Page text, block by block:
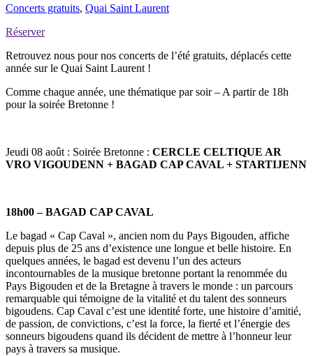
Concerts gratuits, Quai Saint Laurent
Réserver
Retrouvez nous pour nos concerts de l’été gratuits, déplacés cette
année sur le Quai Saint Laurent !
Comme chaque année, une thématique par soir – A partir de 18h
pour la soirée Bretonne !
Jeudi 08 août : Soirée Bretonne : CERCLE CELTIQUE AR
VRO VIGOUDENN + BAGAD CAP CAVAL + STARTIJENN
18h00 – BAGAD CAP CAVAL
Le bagad « Cap Caval », ancien nom du Pays Bigouden, affiche
depuis plus de 25 ans d’existence une longue et belle histoire. En
quelques années, le bagad est devenu l’un des acteurs
incontournables de la musique bretonne portant la renommée du
Pays Bigouden et de la Bretagne à travers le monde : un parcours
remarquable qui témoigne de la vitalité et du talent des sonneurs
bigoudens. Cap Caval c’est une identité forte, une histoire d’amitié,
de passion, de convictions, c’est la force, la fierté et l’énergie des
sonneurs bigoudens quand ils décident de mettre à l’honneur leur
pays à travers sa musique.